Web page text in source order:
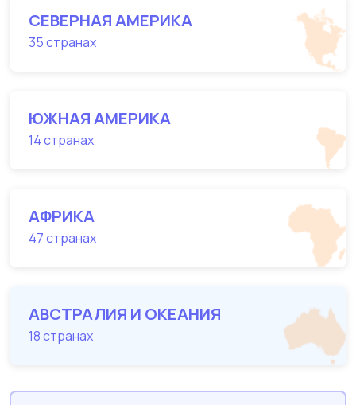
СЕВЕРНАЯ АМЕРИКА
35 странах
ЮЖНАЯ АМЕРИКА
14 странах
АФРИКА
47 странах
АВСТРАЛИЯ И ОКЕАНИЯ
18 странах